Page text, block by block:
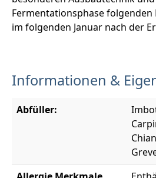
Fermentationsphase
im folgenden Januar nach der
Informationen &
Abfüller: